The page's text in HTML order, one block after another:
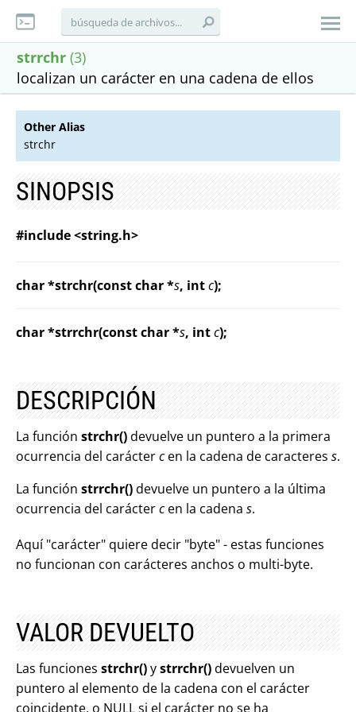
strrchr (3)
localizan un carácter en una cadena de ellos
Other Alias
strchr
SINOPSIS
#include <string.h>
char *strchr(const char *s, intc);
char *strrchr(const char *s, intc);
DESCRIPCIÓN
La función strchr()devuelve un puntero a la primera
ocurrencia del caráctercen la cadena de caracteres s.
La función strrchr()devuelve un puntero a la última
ocurrencia del caráctercen la cadena s.
Aquí "carácter" quiere decir "byte" - estas funciones
no funcionan con carácteres anchos o multi-byte.
VALOR DEVUELTO
Las funciones strchr()ystrrchr()devuelven un
puntero al elemento de la cadena con el carácter
coincidente, o NULL si el carácter no se ha